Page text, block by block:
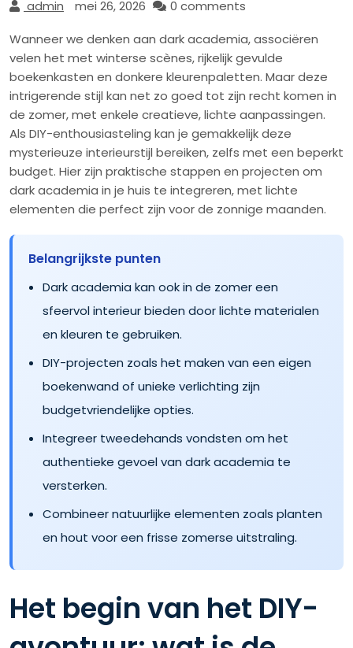
admin mei 26, 2026
0 comments
Wanneer we denken aan dark academia, associëren
velen het met winterse scènes, rijkelijk gevulde
boekenkasten en donkere kleurenpaletten. Maar deze
intrigerende stijl kan net zo goed tot zijn recht komen in
de zomer, met enkele creatieve, lichte aanpassingen.
Als DIY-enthousiasteling kan je gemakkelijk deze
mysterieuze interieurstijl bereiken, zelfs met een beperkt
budget. Hier zijn praktische stappen en projecten om
dark academia in je huis te integreren, met lichte
elementen die perfect zijn voor de zonnige maanden.
Belangrijkste punten
Dark academia kan ook in de zomer een
sfeervol interieur bieden door lichte materialen
en kleuren te gebruiken.
DIY-projecten zoals het maken van een eigen
boekenwand of unieke verlichting zijn
budgetvriendelijke opties.
Integreer tweedehands vondsten om het
authentieke gevoel van dark academia te
versterken.
Combineer natuurlijke elementen zoals planten
en hout voor een frisse zomerse uitstraling.
Het begin van het DIY-